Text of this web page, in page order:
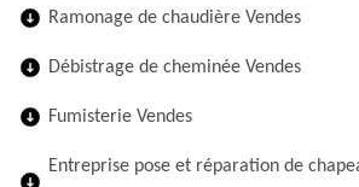
Ramonage de chaudière Vendes
Débistrage de cheminée Vendes
Fumisterie Vendes
Entreprise pose et réparation de